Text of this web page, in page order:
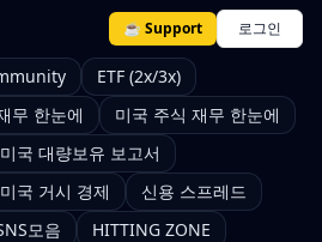
☕ Support 로그인
ETF (2x/3x)
무 한눈에
미국 주식 재무 한눈에
미국 대량보유 보고서
미국 거시 경제
신용 스프레드
모음
HITTING ZONE